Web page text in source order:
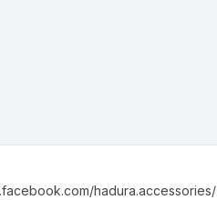
hadura.accessories/